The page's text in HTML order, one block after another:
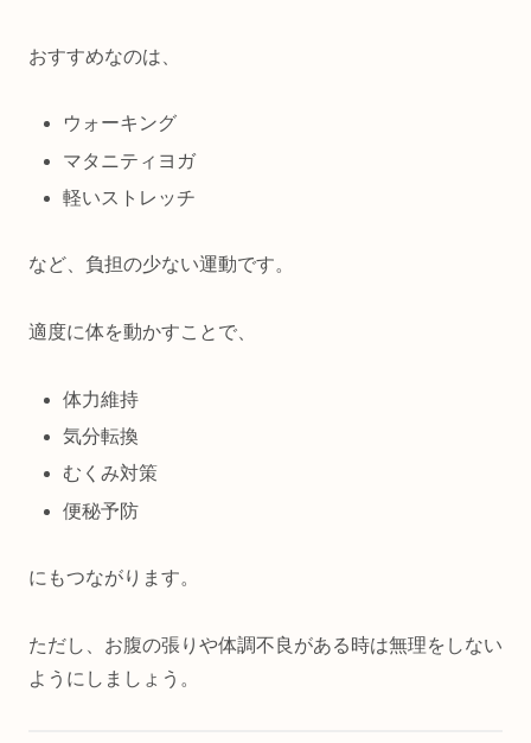
おすすめなのは、
ウォーキング
マタニティヨガ
軽いストレッチ
など、負担の少ない運動です。
適度に体を動かすことで、
体力維持
気分転換
むくみ対策
便秘予防
にもつながります。
ただし、お腹の張りや体調不良がある時は無理をしない
ようにしましょう。